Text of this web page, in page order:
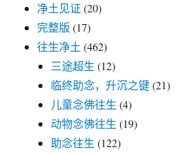
净土见证 (20)
完整版 (17)
往生净土 (462)
三途超生 (12)
临终助念，升沉之键(21)
儿童念佛往生 (4)
动物念佛往生 (19)
助念往生 (122)